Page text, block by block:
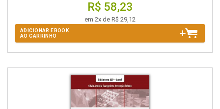
R$ 58,23
em 2x de R$ 29,12
ADICIONAR EBOOK
AO CARRINHO